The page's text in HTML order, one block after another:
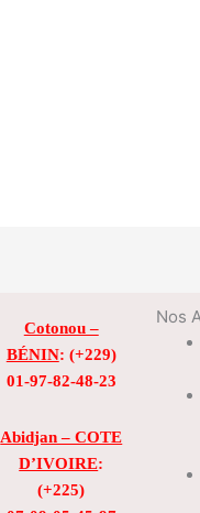
Cotonou –
BÉNIN: (+229)
01-97-82-48-23
Abidjan – COTE
D’IVOIRE:
(+225)
Nos